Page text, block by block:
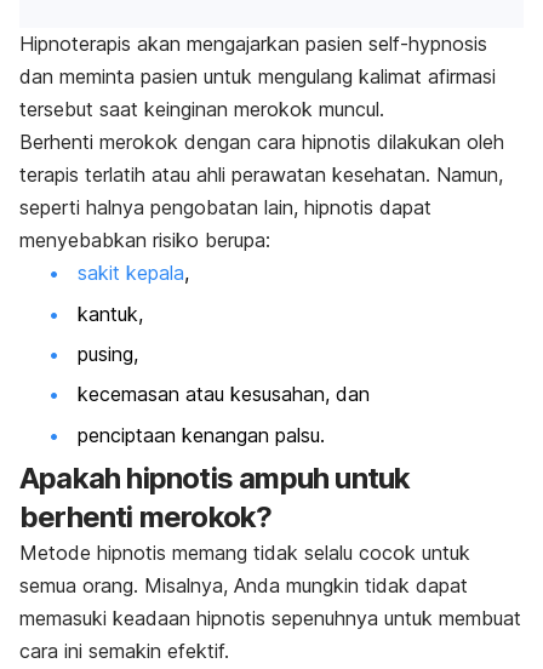
Hipnoterapis akan mengajarkan pasien self-hypnosis
dan meminta pasien untuk mengulang kalimat afirmasi
tersebut saat keinginan merokok muncul.
Berhenti merokok dengan cara hipnotis dilakukan oleh
terapis terlatih atau ahli perawatan kesehatan. Namun,
seperti halnya pengobatan lain, hipnotis dapat
menyebabkan risiko berupa:
sakit kepala,
kantuk,
pusing,
kecemasan atau kesusahan, dan
penciptaan kenangan palsu.
Apakah hipnotis ampuh untuk
berhenti merokok?
Metode hipnotis memang tidak selalu cocok untuk
semua orang. Misalnya, Anda mungkin tidak dapat
memasuki keadaan hipnotis sepenuhnya untuk membuat
cara ini semakin efektif.